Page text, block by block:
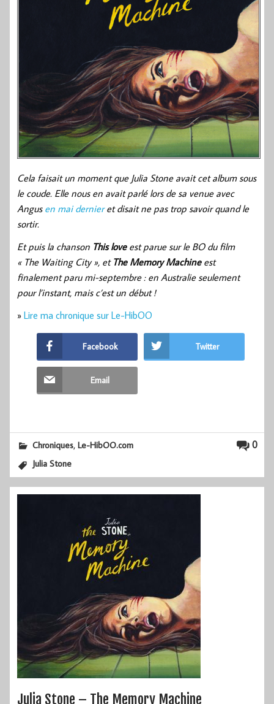
Cela faisait un moment que Julia Stone avait cet album sous
le coude. Elle nous en avait parlé lors de sa venue avec
Angus en mai dernieret disait ne pas trop savoir quand le
sortir.
Et puis la chanson This loveest parue sur le BO du film
« The Waiting City », et The Memory Machineest
finalement paru mi-septembre : en Australie seulement
pour l’instant, mais c’est un début !
» Lire ma chronique sur Le-HibOO
Facebook Twitter
Email
0
Chroniques,Le-HibOO.com
Julia Stone
Julia Stone – The Memory Machine